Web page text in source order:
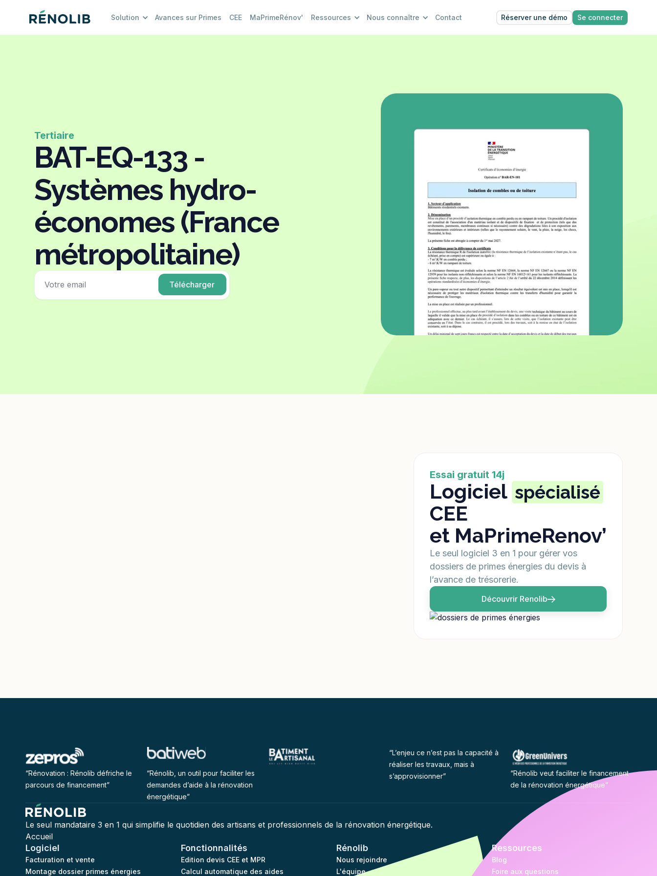
Solution Avances sur Primes CEE MaPrimeRénov' Ressources Nous connaître Contact Réserver une démo Se connecter
Tertiaire
BAT-EQ-133 -
Systèmes hydro-
économes (France
métropolitaine)
Essai gratuit 14j
Logiciel spécialisé
CEE
et MaPrimeRenov’
Le seul logiciel 3 en 1 pour gérer vos
dossiers de primes énergies du devis à
l’avance de trésorerie.
Découvrir Renolib
“Rénovation : Rénolib défriche le
parcours de financement”
“Rénolib, un outil pour faciliter les
demandes d’aide à la rénovation
énergétique”
“L’enjeu ce n’est pas la capacité à
réaliser les travaux, mais à
s’approvisionner”
“Rénolib veut faciliter le financement
de la rénovation énergétique”
Le seul mandataire 3 en 1 qui simplifie le quotidien des artisans et professionnels de la rénovation énergétique.
Accueil
Logiciel
Facturation et vente
Montage dossier primes énergies
Fonctionnalités
Edition devis CEE et MPR
Calcul automatique des aides
Rénolib
Nous rejoindre
L'équipe
Ressources
Blog
Foire aux questions